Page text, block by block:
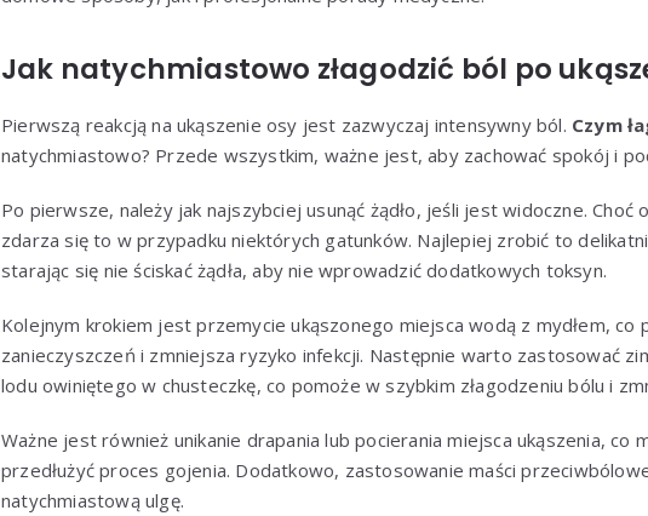
Jak natychmiastowo złagodzić ból po
Pierwszą reakcją na ukąszenie osy jest zazwyczaj intensywny ból. Czym
natychmiastowo? Przede wszystkim, ważne jest, aby zachować spokój i
Po pierwsze, należy jak najszybciej usunąć żądło, jeśli jest widoczne. Choć
zdarza się to w przypadku niektórych gatunków. Najlepiej zrobić to
starając się nie ściskać żądła, aby nie wprowadzić dodatkowych toksyn.
Kolejnym krokiem jest przemycie ukąszonego miejsca wodą z mydłem, co
zanieczyszczeń i zmniejsza ryzyko infekcji. Następnie warto zastosować
lodu owiniętego w chusteczkę, co pomoże w szybkim złagodzeniu bólu i
Ważne jest również unikanie drapania lub pocierania miejsca ukąszenia, co
przedłużyć proces gojenia. Dodatkowo, zastosowanie maści
natychmiastową ulgę.